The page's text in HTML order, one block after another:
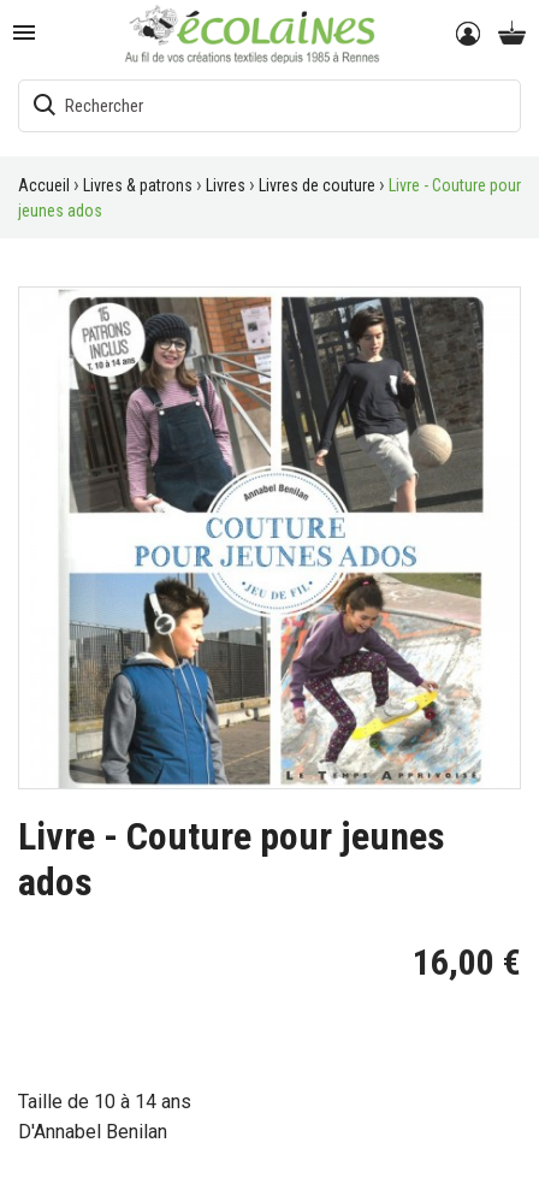

Accueil Livres & patrons Livres Livres de couture
Livre - Couture pour
jeunes ados
Livre - Couture pour jeunes
ados
16,00 €
Taille de 10 à 14 ans
D'Annabel Benilan